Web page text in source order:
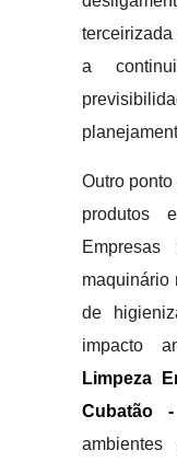
a
Outro
produtos
maquinário
de
impacto
Limpeza
Cubatão